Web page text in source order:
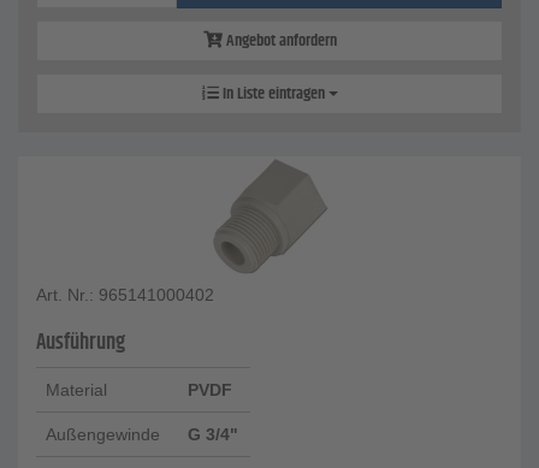
Angebot anfordern
In Liste eintragen
Art. Nr.: 965141000402
Ausführung
Material PVDF
Außengewinde G 3/4"